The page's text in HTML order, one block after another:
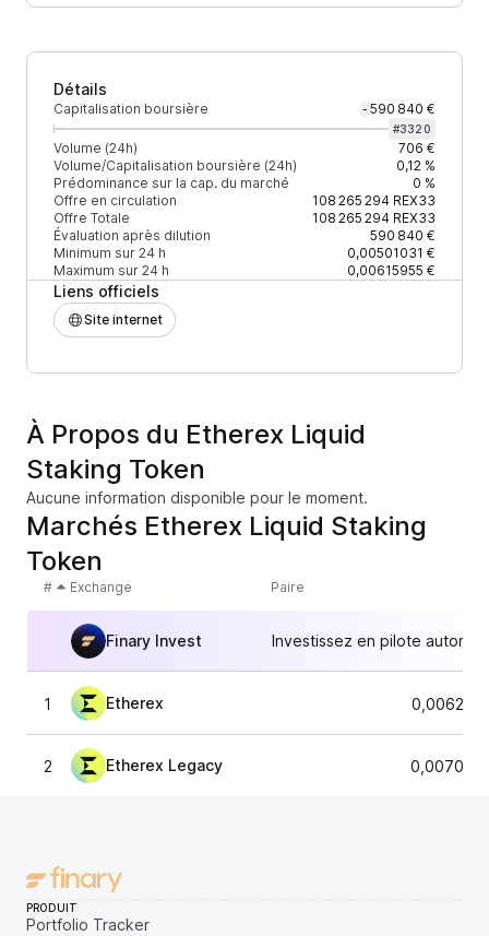
Détails
Capitalisation boursière - 590 840 €
#3320
Volume (24h)
706 €
Volume/Capitalisation boursière (24h)
0,12 %
Prédominance sur la cap. du marché
0 %
Offre en circulation
108 265 294REX33
Offre Totale
108 265 294REX33
Évaluation après dilution
590 840 €
Minimum sur 24 h
0,00501031 €
Maximum sur 24 h
0,00615955 €
Liens officiels
Site internet
À Propos du Etherex Liquid
Staking Token
Aucune information disponible pour le moment.
Marchés Etherex Liquid Staking
Token
# Exchange Paire
Finary Invest Investissez en pilote
1 Etherex
2 Etherex Legacy
PRODUIT
Portfolio Tracker